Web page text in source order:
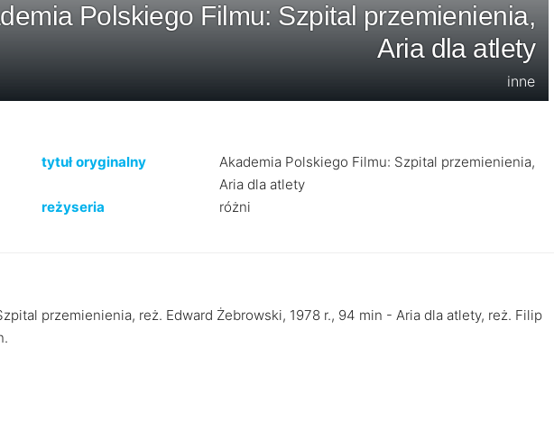
Polskiego Filmu: Szpital przemienienia,
Aria dla atlety
inne
tytuł oryginalny
Akademia Polskiego Filmu: Szpital przemienienia,
Aria dla atlety
reżyseria
różni
przemienienia, reż. Edward Żebrowski, 1978 r., 94 min - Aria dla atlety, reż. Filip